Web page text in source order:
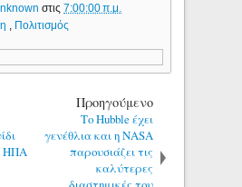
στις7:00:00 π.μ.
Πολιτισμός
ΗΠΑ
Προηγούμενο
Το Hubble έχει
γενέθλια και η NASA
παρουσιάζει τις
καλύτερες